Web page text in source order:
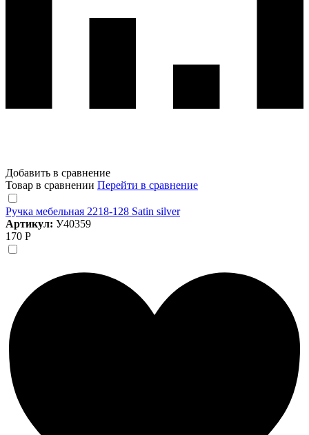
Добавить в сравнение
Товар в сравнении Перейти в сравнение
Ручка мебельная 2218-128 Satin silver
Артикул: У40359
170 Р